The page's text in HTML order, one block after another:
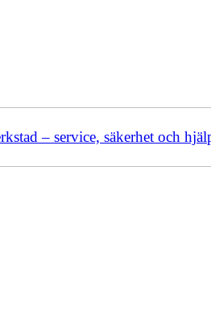
– service, säkerhet och